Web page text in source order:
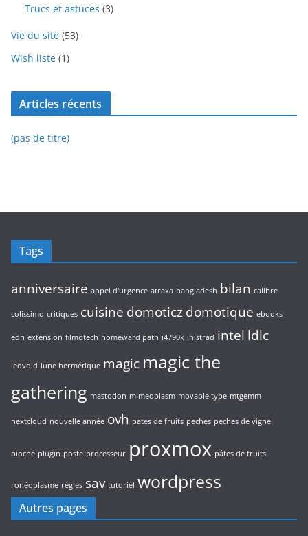
Trucs et astuces (3)
Vie du site (53)
Wish liste (1)
Articles récents
(pas de titre)
Tags
anniversaire appel d'urgence atraxa bangladesh bilan calibre
colissimo critiques cuisine domoticzdomotique ebooks
edh extension filmotech homeward path i4790k inistrad intel ldlc
leovold lune hermétique magic magic the
gathering mastodon mimeoplasm movable type mtgemm
nextcloud nouvelle année ovh pates de fruits peches peches de vigne
pioche plugin poste processeur proxmox pâtes de fruits
ronéoplasme règles sav tutoriel wordpress
Autres pages